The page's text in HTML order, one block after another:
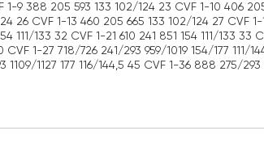
9 388 205 593 133 102/124 23 CVF 1-10 406
26 CVF 1-13 460 205 665 133 102/124 27 CVF 1-
111/133 32 CVF 1-21 610 241 851 154 111/133 33
1-27 718/726 241/293 959/1019 154/177 111/
1127 177 116/144,5 45 CVF 1-36 888 275/293